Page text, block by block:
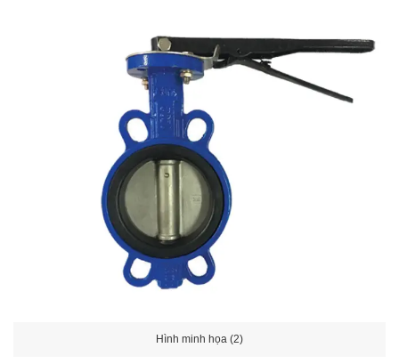
Hình minh họa (2)